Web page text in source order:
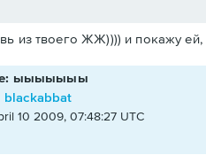
из твоего ЖЖ)))) и покажу ей,
ыыыыыыы
blackabbat
10 2009, 07:48:27 UTC